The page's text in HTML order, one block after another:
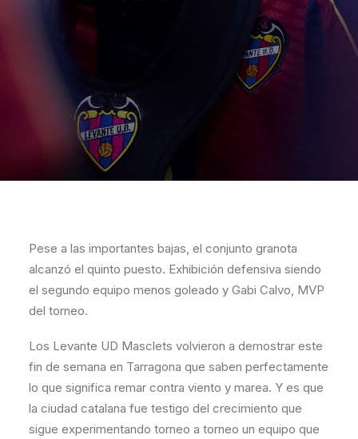
Pese a las importantes bajas, el conjunto granota
alcanzó el quinto puesto. Exhibición defensiva siendo
el segundo equipo menos goleado y Gabi Calvo, MVP
del torneo.
Los Levante UD Masclets volvieron a demostrar este
fin de semana en Tarragona que saben perfectamente
lo que significa remar contra viento y marea. Y es que
la ciudad catalana fue testigo del crecimiento que
sigue experimentando torneo a torneo un equipo que